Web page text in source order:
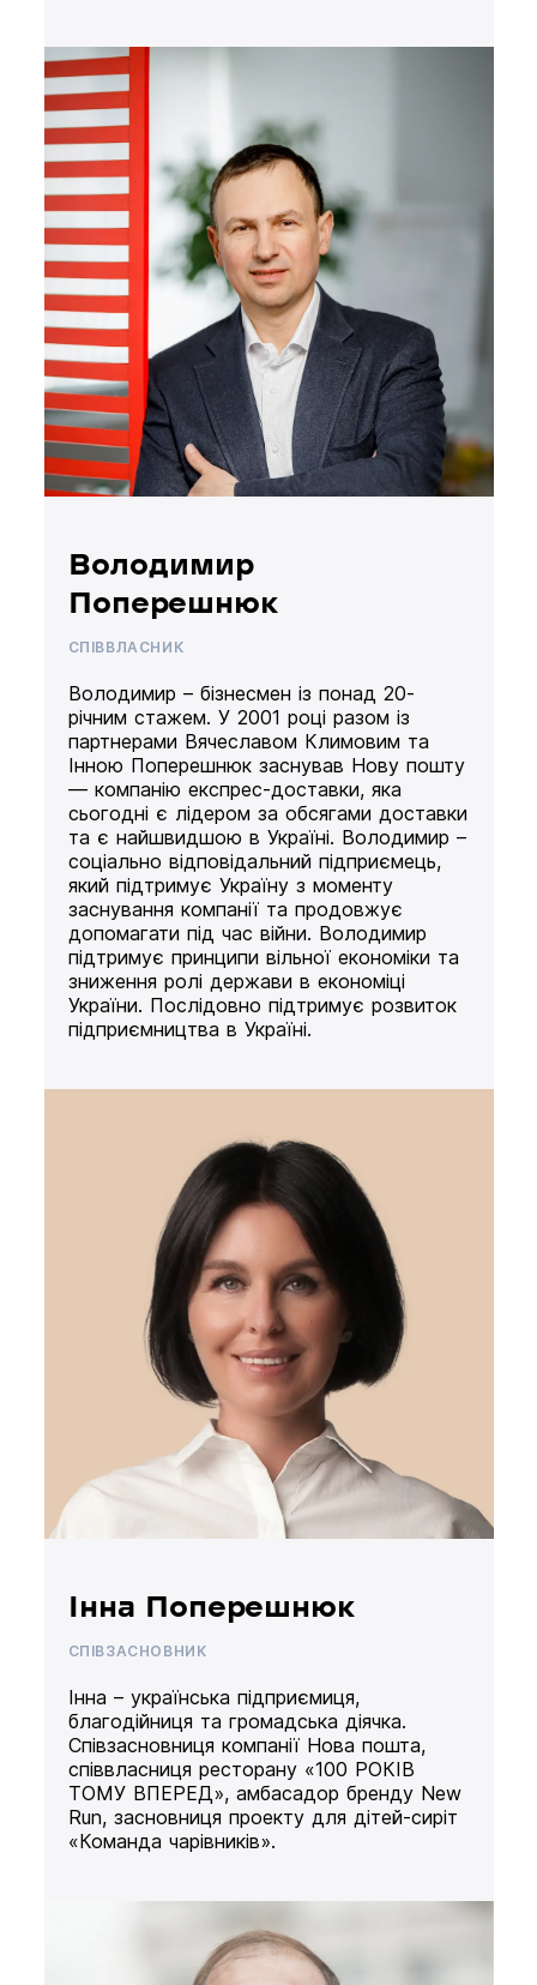
Володимир
Поперешнюк
СПІВВЛАСНИК
Володимир – бізнесмен із понад 20-
річним стажем. У 2001 році разом із
партнерами Вячеславом Климовим та
Інною Поперешнюк заснував Нову пошту
— компанію експрес-доставки, яка
сьогодні є лідером за обсягами доставки
та є найшвидшою в Україні. Володимир –
соціально відповідальний підприємець,
який підтримує Україну з моменту
заснування компанії та продовжує
допомагати під час війни. Володимир
підтримує принципи вільної економіки та
зниження ролі держави в економіці
України. Послідовно підтримує розвиток
підприємництва в Україні.
Інна Поперешнюк
СПІВЗАСНОВНИК
Інна – українська підприємиця,
благодійниця та громадська діячка.
Співзасновниця компанії Нова пошта,
співвласниця ресторану «100 РОКІВ
ТОМУ ВПЕРЕД», амбасадор бренду New
Run, засновниця проекту для дітей-сиріт
«Команда чарівників».